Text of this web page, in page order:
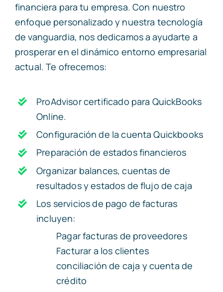
financiera para tu empresa. Con nuestro
enfoque personalizado y nuestra tecnología
de vanguardia, nos dedicamos a ayudarte a
prosperar en el dinámico entorno empresarial
actual. Te ofrecemos:
ProAdvisor certificado para QuickBooks
Online.
Configuración de la cuenta Quickbooks
Preparación de estados financieros
Organizar balances, cuentas de
resultados y estados de flujo de caja
Los servicios de pago de facturas
incluyen:
Pagar facturas de proveedores
Facturar a los clientes
conciliación de caja y cuenta de
crédito